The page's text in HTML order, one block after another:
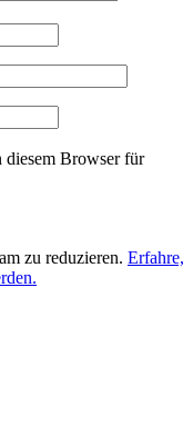
diesem Browser für
zu reduzieren. Erfahre,